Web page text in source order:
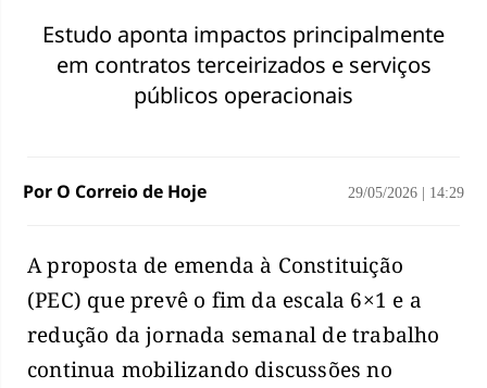
Estudo aponta impactos principalmente
em contratos terceirizados e serviços
públicos operacionais
Por O Correio de Hoje 29/05/2026 14:29
A proposta de emenda à Constituição
(PEC) que prevê o fim da escala 6×1 e a
redução da jornada semanal de trabalho
continua mobilizando discussões no